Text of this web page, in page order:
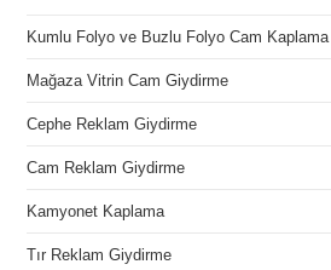
Kumlu Folyo ve Buzlu Folyo Cam Kaplama
Mağaza Vitrin Cam Giydirme
Cephe Reklam Giydirme
Cam Reklam Giydirme
Kamyonet Kaplama
Tır Reklam Giydirme